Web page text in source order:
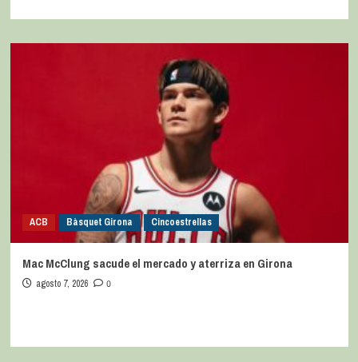
ACB Bàsquet Girona Cincoestrellas
Mac McClung sacude el mercado y aterriza en Girona
agosto 7, 2026 0